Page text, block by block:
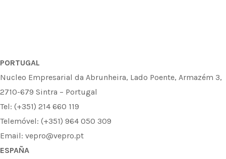
PORTUGAL
Nucleo Empresarial da Abrunheira, Lado Poente, Armazém 3,
2710-679 Sintra – Portugal
Tel: (+351) 214 660 119
Telemóvel: (+351) 964 050 309
Email: vepro@vepro.pt
ESPAÑA